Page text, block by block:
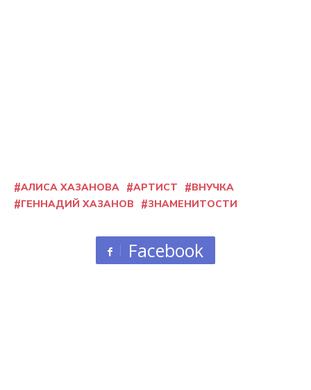
АЛИСА ХАЗАНОВА АРТИСТ
ВНУЧКА
ГЕННАДИЙ ХАЗАНОВ
ЗНАМЕНИТОСТИ
Facebook